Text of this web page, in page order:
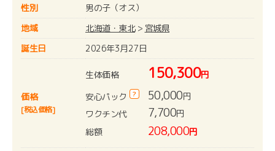
性別
男の子（オス）
地域
北海道・東北> 宮城県
誕生日
2026年3月27日
価格
[税込価格]
生体価格 150,300円
安心パック
? 50,000円
ワクチン代
7,700円
総額
208,000円